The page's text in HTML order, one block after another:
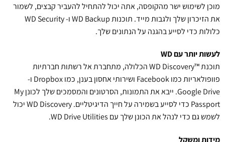
מוכן לשימוש ישר מהקופסה, אתה יכול להתחיל להעביר קבצים, לשמור
את הזיכרון שלך ולגבות מייד. תוכנות WD Backup ו- WD Security
כלולות כדי לסייע בהגנה על הנתונים שלך.
לעשות יותר עם WD
תוכנת ™WD Discovery הכלולה, מתחברת אל רשתות חברתיות
פוופולאריות כמו Facebook ושירותי אחסון בענן, כמו Dropbox ו-
Google Drive. ייבא את התמונות, הסרטונים והמסמכים שלך לכונן My
Passport כדי לסייע בשמירה על חייך הדיגיטליים. WD Discovery יכול
לשמש גם כדי לנהל את הכונן שלך עם WD Drive Utilities.
מידות ומשקל